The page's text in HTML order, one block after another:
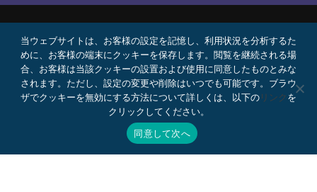
© 2026 Bello, Gallardo, Bonequi y García,
S.C.
コンテンツは自動翻訳されています。言語によって
正確さが異なる場合があります。
プロボノ
採用情報 Webメール
当ウェブサイトは、お客様の設定を記憶し、利用状況を分析するた
めに、お客様の端末にクッキーを保存します。閲覧を継続される場
合、お客様は当該クッキーの設置および使用に同意したものとみな
されます。ただし、設定の変更や削除はいつでも可能です。ブラウ
ザでクッキーを無効にする方法について詳しくは、以下のリンクを
クリックしてください。
同意して次へ